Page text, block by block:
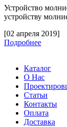
Устройство
устройству
[02 апреля 2019]
Подробнее
Каталог
О Нас
Статьи
Контакты
Оплата
Доставка